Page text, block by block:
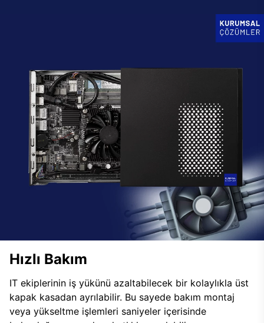
Hızlı Bakım
IT ekiplerinin iş yükünü azaltabilecek bir kolaylıkla üst
kapak kasadan ayrılabilir. Bu sayede bakım montaj
veya yükseltme işlemleri saniyeler içerisinde